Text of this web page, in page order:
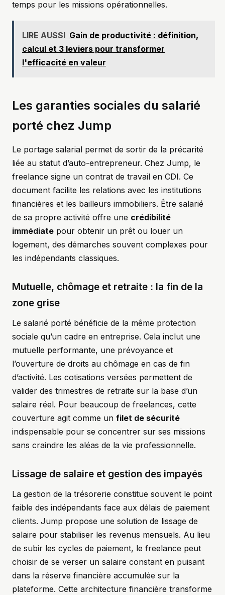
temps pour les missions opérationnelles.
LIRE AUSSI Gain de productivité : définition,
calcul et 3 leviers pour transformer
l'efficacité en valeur
Les garanties sociales du salarié
porté chez Jump
Le portage salarial permet de sortir de la précarité
liée au statut d’auto-entrepreneur. Chez Jump, le
freelance signe un contrat de travail en CDI. Ce
document facilite les relations avec les institutions
financières et les bailleurs immobiliers. Être salarié
de sa propre activité offre une crédibilité
immédiate pour obtenir un prêt ou louer un
logement, des démarches souvent complexes pour
les indépendants classiques.
Mutuelle, chômage et retraite : la fin de la
zone grise
Le salarié porté bénéficie de la même protection
sociale qu’un cadre en entreprise. Cela inclut une
mutuelle performante, une prévoyance et
l’ouverture de droits au chômage en cas de fin
d’activité. Les cotisations versées permettent de
valider des trimestres de retraite sur la base d’un
salaire réel. Pour beaucoup de freelances, cette
couverture agit comme un filet de sécurité
indispensable pour se concentrer sur ses missions
sans craindre les aléas de la vie professionnelle.
Lissage de salaire et gestion des impayés
La gestion de la trésorerie constitue souvent le point
faible des indépendants face aux délais de paiement
clients. Jump propose une solution de lissage de
salaire pour stabiliser les revenus mensuels. Au lieu
de subir les cycles de paiement, le freelance peut
choisir de se verser un salaire constant en puisant
dans la réserve financière accumulée sur la
plateforme. Cette architecture financière transforme